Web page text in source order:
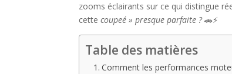
zooms éclairants sur ce qui distingue
cettecoupeé » presque parfaite ?🚗⚡
Table des matières
Comment les performances